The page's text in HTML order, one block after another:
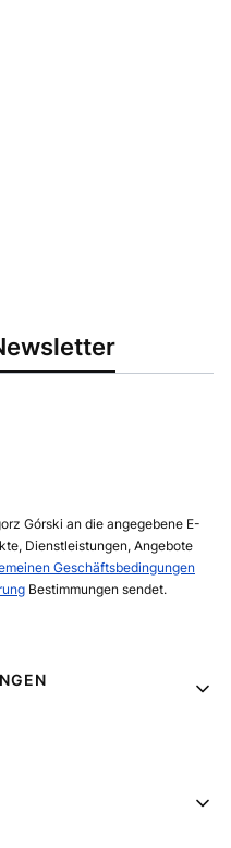
Górski an die angegebene E-
Dienstleistungen, Angebote
Geschäftsbedingungen
Bestimmungen sendet.